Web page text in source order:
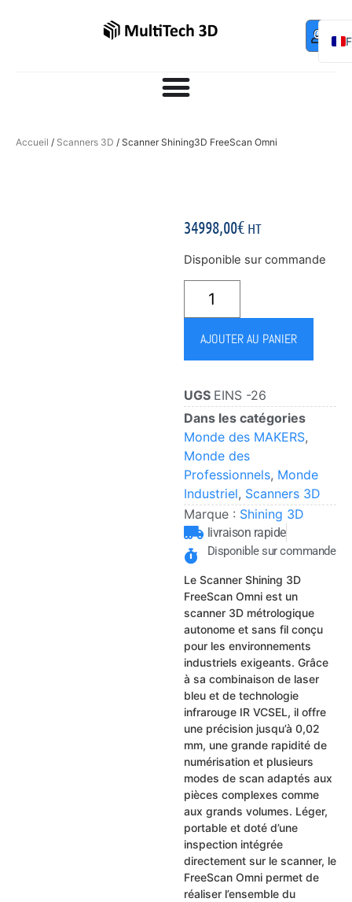
0,00 €
Accueil / Scanners 3D / Scanner Shining3D FreeScan Omni
34998,00€ HT
Disponible sur commande
AJOUTER AU PANIER
UGS EINS -26
Dans les catégories
Monde des MAKERS,
Monde des
Professionnels, Monde
Industriel, Scanners 3D
Marque : Shining 3D
livraison rapide
Disponible sur commande
Le Scanner Shining 3D
FreeScan Omni est un
scanner 3D métrologique
autonome et sans fil conçu
pour les environnements
industriels exigeants. Grâce
à sa combinaison de laser
bleu et de technologie
infrarouge IR VCSEL, il offre
une précision jusqu’à 0,02
mm, une grande rapidité de
numérisation et plusieurs
modes de scan adaptés aux
pièces complexes comme
aux grands volumes. Léger,
portable et doté d’une
inspection intégrée
directement sur le scanner, le
FreeScan Omni permet de
réaliser l’ensemble du